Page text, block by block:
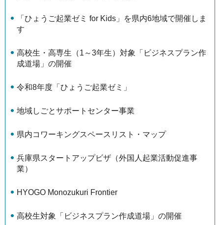
「ひょうご起業ゼミ for Kids」を県内6地域で開催しま
す
高校生・高専生（1～3年生）対象「ビジネスプラン作
成道場」の開催
令和8年度「ひょうご起業ゼミ」
地域しごとサポートセンター事業
県内コワーキングスペースリスト・マップ
兵庫県スタートアップビザ（外国人起業活動促進事
業）
HYOGO Monozukuri Frontier
高校生対象「ビジネスプラン作成道場」の開催